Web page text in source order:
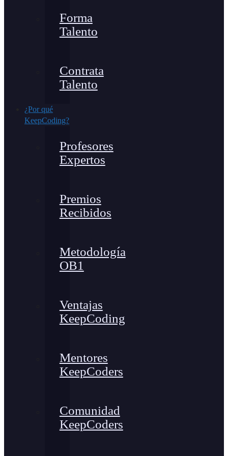
Forma
Talento
Contrata
Talento
¿Por qué
KeepCoding?
Profesores
Expertos
Premios
Recibidos
Metodología
OB1
Ventajas
KeepCoding
Mentores
KeepCoders
Comunidad
KeepCoders